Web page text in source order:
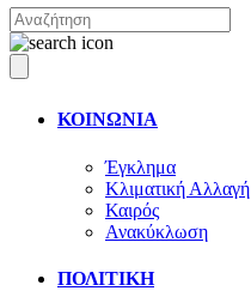
ΚΟΙΝΩΝΙΑ
Έγκλημα
Κλιματική Αλλαγή
Καιρός
Ανακύκλωση
ΠΟΛΙΤΙΚΗ